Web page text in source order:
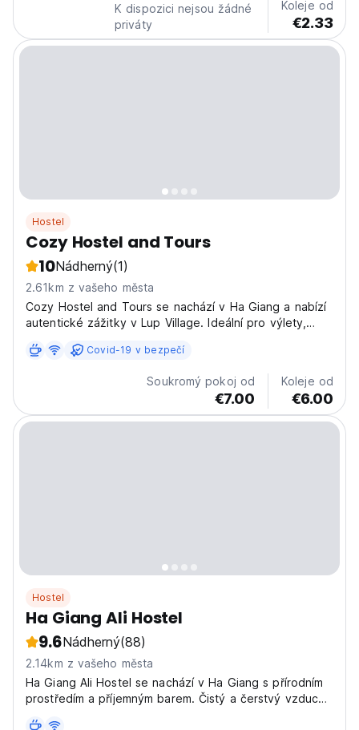
K dispozici nejsou žádné
priváty
Koleje od
€2.33
Hostel
Cozy Hostel and Tours
10Nádherný(1)
2.61km z vašeho města
Cozy Hostel and Tours se nachází v Ha Giang a nabízí
autentické zážitky v Lup Village. Ideální pro výlety,
Vietnamu. (Auto-translated from original language)
Covid-19 v bezpečí
Soukromý pokoj od
€7.00
Koleje od
€6.00
Hostel
Ha Giang Ali Hostel
9.6Nádherný(88)
2.14km z vašeho města
Ha Giang Ali Hostel se nachází v Ha Giang s přírodním
prostředím a příjemným barem. Čistý a čerstvý vzduch,